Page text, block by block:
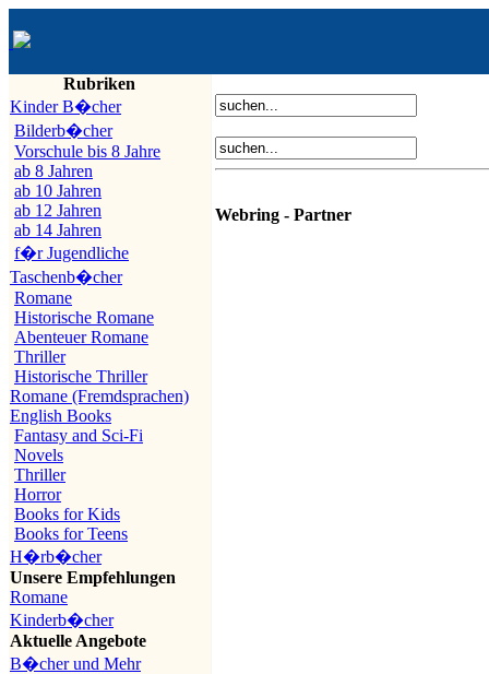
Rubriken
Kinder B�cher
Bilderb�cher
Vorschule bis 8 Jahre
ab 8 Jahren
ab 10 Jahren
ab 12 Jahren
ab 14 Jahren
f�r Jugendliche
Taschenb�cher
Romane
Historische Romane
Abenteuer Romane
Thriller
Historische Thriller
Romane (Fremdsprachen)
English Books
Fantasy and Sci-Fi
Novels
Thriller
Horror
Books for Kids
Books for Teens
H�rb�cher
Unsere Empfehlungen
Romane
Kinderb�cher
Aktuelle Angebote
B�cher und Mehr
Webring - Partner